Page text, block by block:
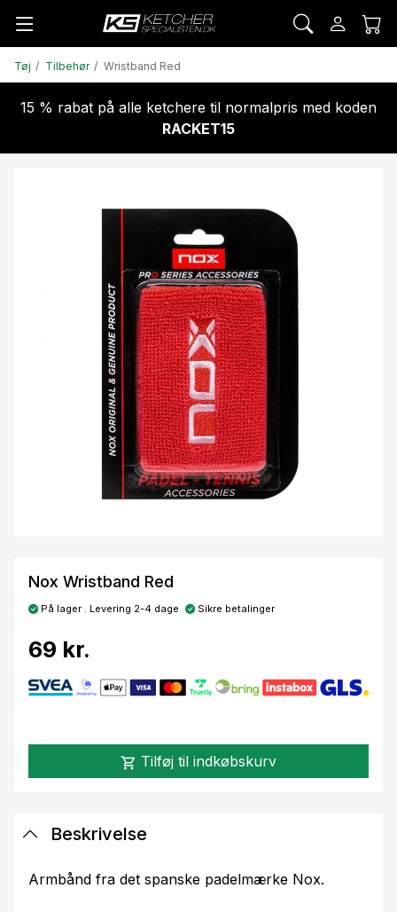
Tøj Tilbehør Wristband Red
15 % rabat på alle ketchere til normalpris med koden
RACKET15
Nox Wristband Red
På lager . Levering 2-4 dage Sikre betalinger
69 kr.
shopping_cart Tilføj til indkøbskurv
Beskrivelse
Armbånd fra det spanske padelmærke Nox.